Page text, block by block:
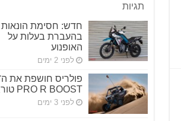
תגיות
חדש: חסימת הונאות
בהעברת בעלות על
האופנוע
לפני 2 ימים
PRO R BOOST טורבו
לפני 3 ימים